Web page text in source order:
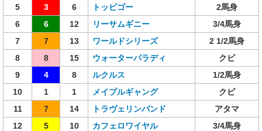
5
3 6 トッピゴー
2馬身
6
6 12 リーサムギニー
3/4馬身
7
7 13 ワールドシリーズ
2 1/2馬身
8
8 15 ウォーターパラディ
クビ
9
4 8 ルクルス
1/2馬身
10
1 1 メイプルギャング
クビ
11
7 14 トラヴェリンバンド
アタマ
12
5 10 カフェロワイヤル
3/4馬身